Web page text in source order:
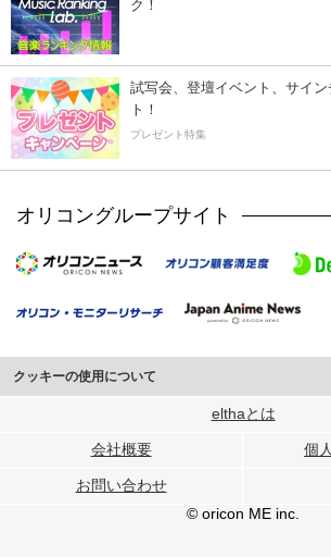
ク！
試写会、登壇イベント、サイ
ト！
プレゼント特集
オリコングループサイト
クッキーの使用について
このサイトでは Cookie を使用して、ユーザーに合わ
行っています。
メディアや広告配信、データ解析の各パートナーに提
各パートナーは、この情報とユーザーが各パートナー
ユーザーが各パートナーのサービスを使用したときに
elthaとは
会社概要 個
お問い合わせ
© oricon ME inc.